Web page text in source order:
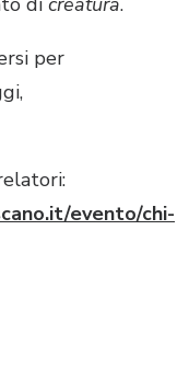
per
evento/chi-